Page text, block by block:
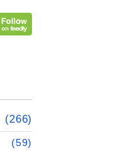
(266)
(59)